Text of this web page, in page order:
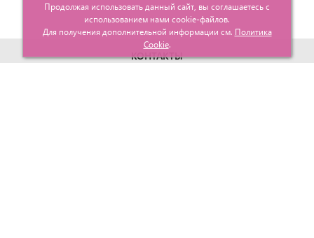
КОНТАКТЫ
Продолжая использовать данный сайт, вы соглашаетесь с
использованием нами cookie-файлов.
Для получения дополнительной информации см. Политика
Cookie.